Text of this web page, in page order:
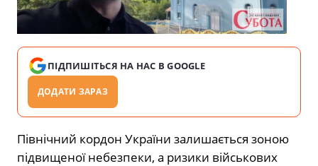
ПІДПИШІТЬСЯ НА НАС В GOOGLE
ДОДАТИ ЗАРАЗ
Північний кордон України залишається зоною
підвищеної небезпеки, а ризики військових